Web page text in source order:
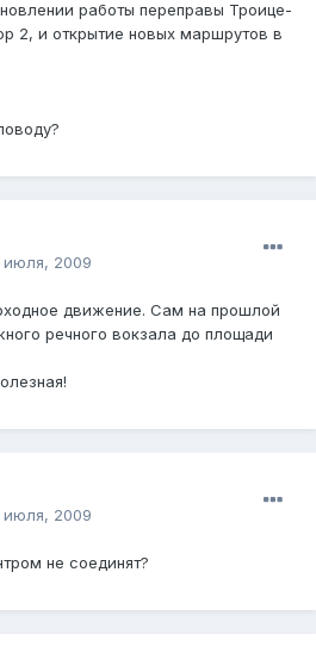
работы переправы Троице-
2, и открытие новых маршрутов в
июля, 2009
движение. Сам на прошлой
речного вокзала до площади
июля, 2009
не соединят?